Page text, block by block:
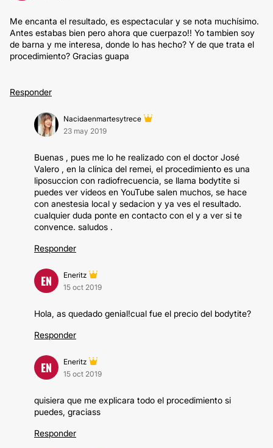
Me encanta el resultado, es espectacular y se nota muchísimo.
Antes estabas bien pero ahora que cuerpazo!! Yo tambien soy
de barna y me interesa, donde lo has hecho? Y de que trata el
procedimiento? Gracias guapa
Responder
Nacidaenmartesytrece
23 may 2019
Buenas , pues me lo he realizado con el doctor José
Valero , en la clínica del remei, el procedimiento es una
liposuccion con radiofrecuencia, se llama bodytite si
puedes ver videos en YouTube salen muchos, se hace
con anestesia local y sedacion y ya ves el resultado.
cualquier duda ponte en contacto con el y a ver si te
convence. saludos .
Responder
EN
Eneritz
15 oct 2019
Hola, as quedado genial!cual fue el precio del bodytite?
Responder
EN
Eneritz
15 oct 2019
quisiera que me explicara todo el procedimiento si
puedes, graciass
Responder